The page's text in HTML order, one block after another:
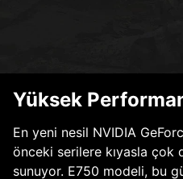
Yüksek
En yeni nesil NVIDIA
önceki serilere kıyasla çok
sunuyor. E750 modeli, bu